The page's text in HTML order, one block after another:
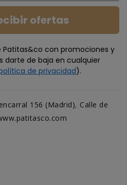
ofertas
Patitas&co con promociones y
darte de baja en cualquier
de privacidad).
156 (Madrid), Calle de